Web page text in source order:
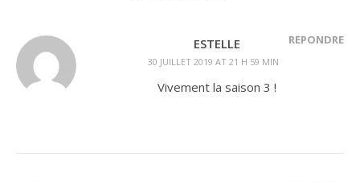
ESTELLE
30 JUILLET 2019 AT 21 H 59 MIN
RÉPONDRE
Vivement la saison 3 !